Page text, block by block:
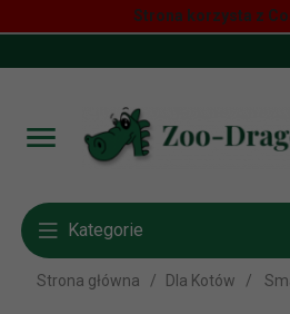
Strona korzysta z
Kategorie
Strona główna Dla Kotów